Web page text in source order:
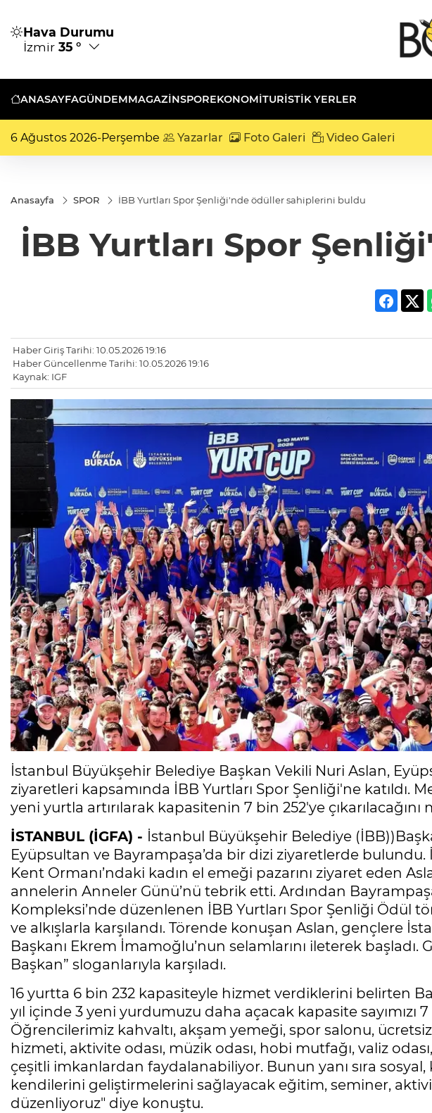
Hava Durumu
İzmir 35 °
ANASAYFAGÜNDEMMAGAZİNSPOREKONOMİTURISTIK YERLER
6 Ağustos 2026-Perşembe Yazarlar Foto Galeri Video Galeri
Anasayfa SPOR İBB Yurtları Spor Şenliği'nde ödüller sahiplerini buldu
İBB Yurtları Spor
Haber Giriş Tarihi: 10.05.2026 19:16
Haber Güncellenme Tarihi: 10.05.2026 19:16
Kaynak: IGF
İstanbul Büyükşehir Belediye Başkan Vekili Nuri Aslan,
ziyaretleri kapsamında İBB Yurtları Spor Şenliği'ne katıldı.
yeni yurtla artırılarak kapasitenin 7 bin 252'ye çıkarılacağını
İSTANBUL (İGFA) - İstanbul Büyükşehir Belediye
Eyüpsultan ve Bayrampaşa’da bir dizi ziyaretlerde
Kent Ormanı’ndaki kadın el emeği pazarını ziyaret eden
annelerin Anneler Günü’nü tebrik etti. Ardından
Kompleksi’nde düzenlenen İBB Yurtları Spor Şenliği Ödül
ve alkışlarla karşılandı. Törende konuşan Aslan, gençlere
Başkanı Ekrem İmamoğlu’nun selamlarını ileterek başladı.
Başkan” sloganlarıyla karşıladı.
16 yurtta 6 bin 232 kapasiteyle hizmet verdiklerini belirten
yıl içinde 3 yeni yurdumuzu daha açacak kapasite sayımızı 7
Öğrencilerimiz kahvaltı, akşam yemeği, spor salonu,
hizmeti, aktivite odası, müzik odası, hobi mutfağı, valiz
çeşitli imkanlardan faydalanabiliyor. Bunun yanı sıra
kendilerini geliştirmelerini sağlayacak eğitim, seminer,
düzenliyoruz" diye konuştu.